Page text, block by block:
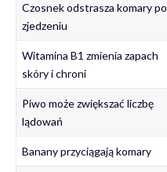
Czosnek odstrasza komary po
zjedzeniu
Witamina B1 zmienia zapach
skóry i chroni
Piwo może zwiększać liczbę
lądowań
Banany przyciągają komary